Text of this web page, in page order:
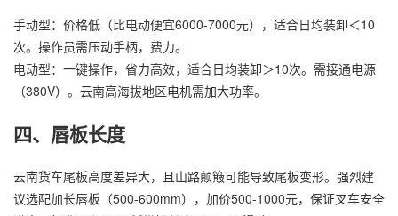
手动型：价格低（比电动便宜6000-7000元），适合日均装卸＜10
次。操作员需压动手柄，费力。
电动型：一键操作，省力高效，适合日均装卸＞10次。需接通电源
（380V）。云南高海拔地区电机需加大功率。
四、唇板长度
云南货车尾板高度差异大，且山路颠簸可能导致尾板变形。强烈建
议选配加长唇板（500-600mm），加价500-1000元，保证叉车安全